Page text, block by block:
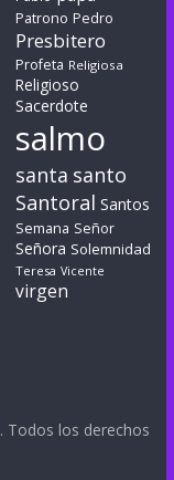
Patrono Pedro
Presbitero
Profeta Religiosa
Religioso
Sacerdote
salmo
santa santo
Santoral Santos
Semana Señor
Señora Solemnidad
Teresa Vicente
virgen
. Todos los derechos